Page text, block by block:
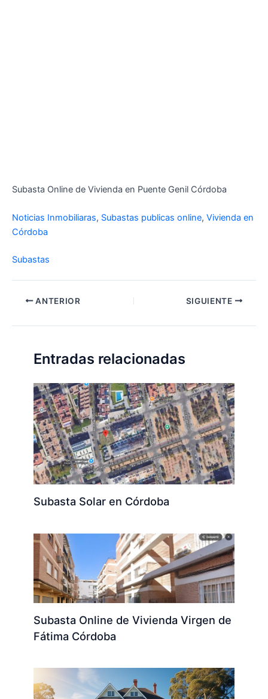
Subasta Online de Vivienda en Puente Genil Córdoba
Noticias Inmobiliaras, Subastas publicas online, Vivienda en
Córdoba
Subastas
ANTERIOR SIGUIENTE
Entradas relacionadas
Subasta Solar en Córdoba
Subasta Online de Vivienda Virgen de
Fátima Córdoba